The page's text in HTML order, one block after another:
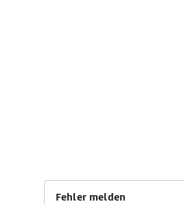
Fehler melden